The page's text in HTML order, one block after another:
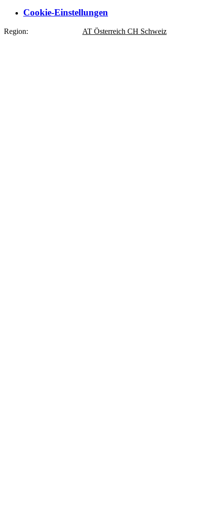
Cookie-Einstellungen
Region: AT Österreich CH Schweiz